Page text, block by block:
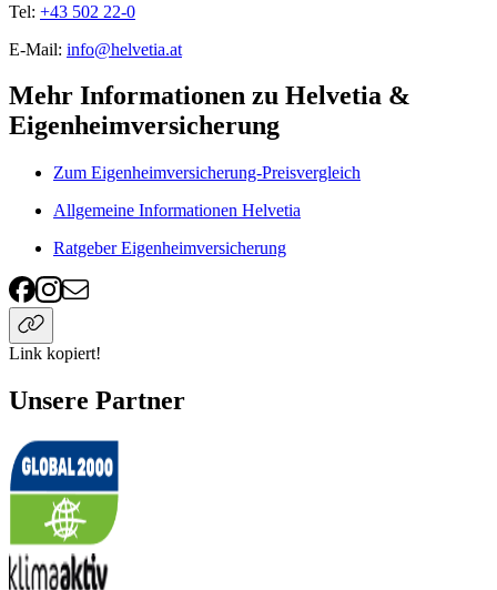
Tel: +43 502 22-0
E-Mail: info@helvetia.at
Mehr Informationen zu Helvetia &
Eigenheimversicherung
Zum Eigenheimversicherung-Preisvergleich
Allgemeine Informationen Helvetia
Ratgeber Eigenheimversicherung
Link kopiert!
Unsere Partner